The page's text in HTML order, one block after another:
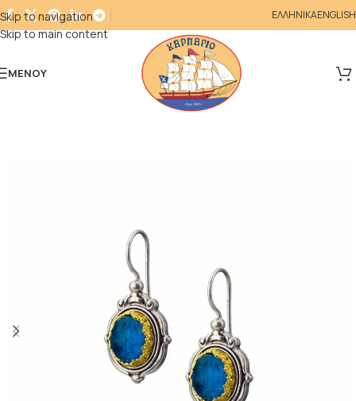
Skip to navigation
Skip to main content
ΕΛΛΗΝΙΚΑENGLISH
ΜΕΝΟΎ